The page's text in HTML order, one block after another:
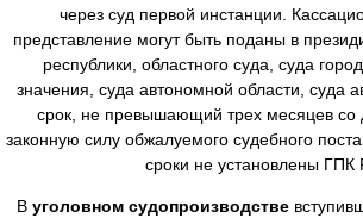
через суд первой инстанции.
представление могут быть поданы в
республики, областного суда, суда
значения, суда автономной области, суда
срок, не превышающий трех месяцев со
законную силу обжалуемого судебного
сроки не установлены ГПК
В уголовном судопроизводстве